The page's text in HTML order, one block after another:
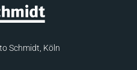
Schmidt, Köln